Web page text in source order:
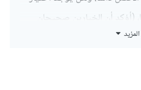
(أؤكد أن الخيارين صحيحان
وأخرى خاطئة).
أو كممارسة، نأتي هنا